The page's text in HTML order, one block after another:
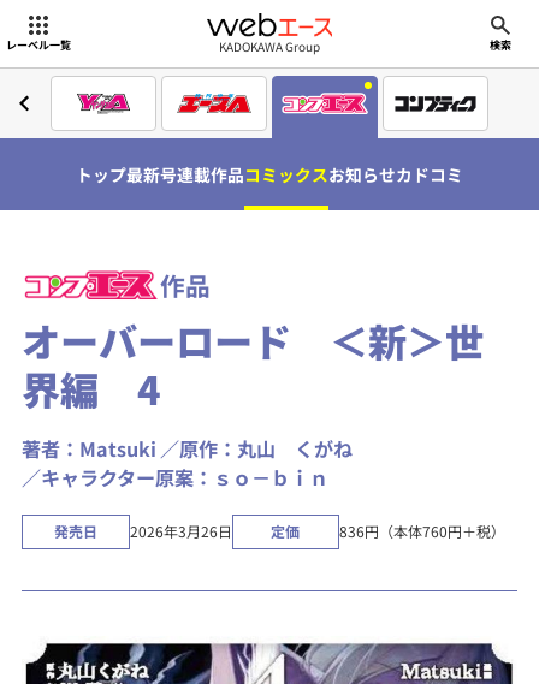
レーベル一覧 webエース
KADOKAWA Group 検索
トップ最新号連載作品コミックスお知らせカドコミ
作品
オーバーロード ＜新＞世
界編 4
著者：Matsuki
原作：丸山 くがね
キャラクター原案：ｓｏ－ｂｉｎ
発売日 2026年3月26日 定価 836円（本体760円＋税）